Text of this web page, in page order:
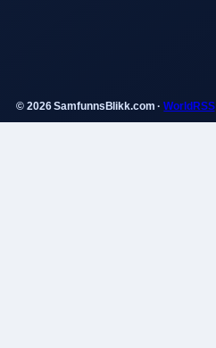
© 2026 SamfunnsBlikk.com ·WorldRSS